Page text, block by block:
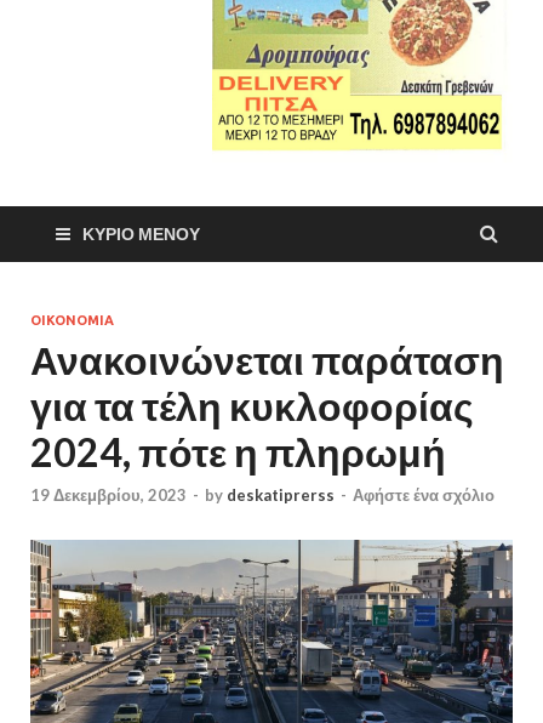
ΚΎΡΙΟ ΜΕΝΟΎ
ΟΙΚΟΝΟΜΙΑ
Ανακοινώνεται παράταση
για τα τέλη κυκλοφορίας
2024, πότε η πληρωμή
19 Δεκεμβρίου, 2023 - by deskatiprerss - Αφήστε ένα σχόλιο